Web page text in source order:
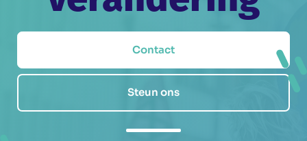
Contact
Steun ons